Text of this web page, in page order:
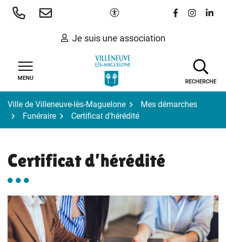
Aller
Paramètres d'accessibilité
Lien vers le
Lien vers
Lien
Je suis une association
MENU
RECHERCHE
Ville de Villeneuve-lès-Maguelone
Mes démarches
Funéraire
Certificat d’hérédité
Certificat d’hérédité